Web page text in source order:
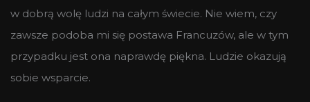
w dobrą wolę ludzi na całym świecie. Nie wiem, czy
zawsze podoba mi się postawa Francuzów, ale w tym
przypadku jest ona naprawdę piękna. Ludzie okazują
sobie wsparcie.